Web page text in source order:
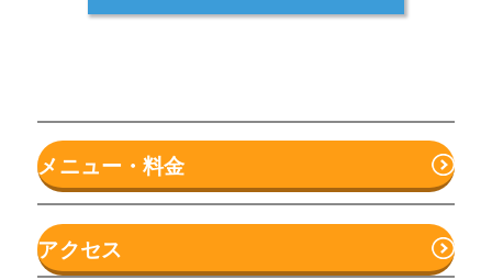
メニュー・料金
アクセス